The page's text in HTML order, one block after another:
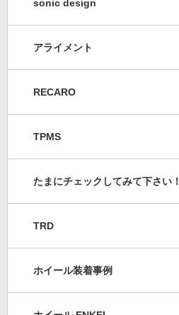
sonic design
アライメント
RECARO
TPMS
たまにチェックしてみて下さい！
TRD
ホイール装着事例